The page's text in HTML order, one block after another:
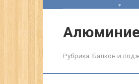
Рубрика: Балкон и